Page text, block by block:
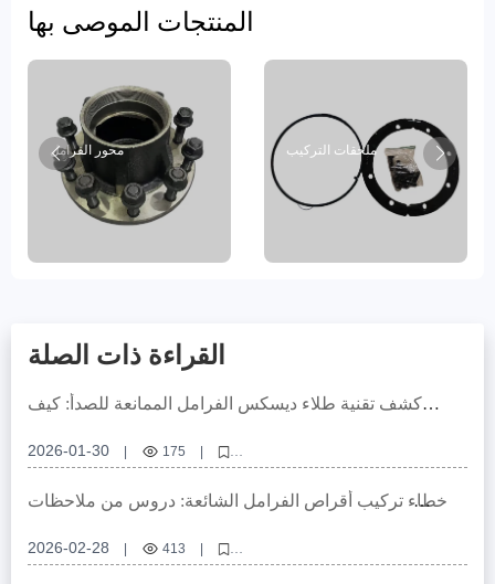
المنتجات الموصى بها
محور الفرامل ملحقات التركيب
القراءة ذات الصلة
كشف تقنية طلاء ديسكس الفرامل الممانعة للصدأ: كيف
2026-01-30 175
ديسك فرامل مضاد للصدأ، تحمل ديسك الفرامل، ديسك فرامل متوافق عاليًا،
تحسين نظام الفرامل للسيارات التجارية، تقنية حماية ديسك الفرامل من الصدأ
أخطاء تركيب أقراص الفرامل الشائعة: دروس من ملاحظات
2026-02-28 413
أخطاء تركيب أقراص الفرامل،دقة فتحة التمركز لقرص الفرامل،خراطة أقراص